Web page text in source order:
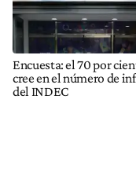
Encuesta: el 70 por
cree en el número de
del INDEC